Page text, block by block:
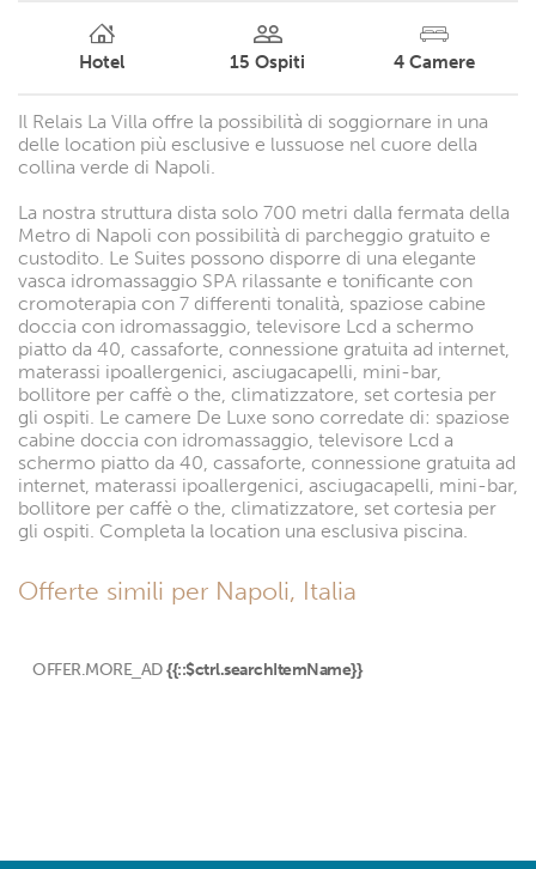
Hotel 15 Ospiti 4 Camere
Il Relais La Villa offre la possibilità di soggiornare in una
delle location più esclusive e lussuose nel cuore della
collina verde di Napoli.
La nostra struttura dista solo 700 metri dalla fermata della
Metro di Napoli con possibilità di parcheggio gratuito e
custodito. Le Suites possono disporre di una elegante
vasca idromassaggio SPA rilassante e tonificante con
cromoterapia con 7 differenti tonalità, spaziose cabine
doccia con idromassaggio, televisore Lcd a schermo
piatto da 40, cassaforte, connessione gratuita ad internet,
materassi ipoallergenici, asciugacapelli, mini-bar,
bollitore per caffè o the, climatizzatore, set cortesia per
gli ospiti. Le camere De Luxe sono corredate di: spaziose
cabine doccia con idromassaggio, televisore Lcd a
schermo piatto da 40, cassaforte, connessione gratuita ad
internet, materassi ipoallergenici, asciugacapelli, mini-bar,
bollitore per caffè o the, climatizzatore, set cortesia per
gli ospiti. Completa la location una esclusiva piscina.
Offerte simili per Napoli, Italia
OFFER.MORE_AD {{::$ctrl.searchItemName}}